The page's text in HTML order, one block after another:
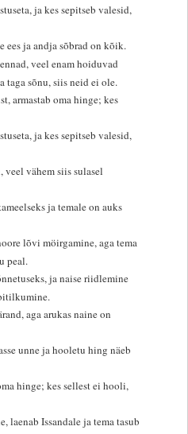
ja kes sepitseb valesid,
ees ja andja sõbrad on kõik.
veel enam hoiduvad
taga sõnu, siis neid ei ole.
armastab oma hinge; kes
ja kes sepitseb valesid,
vähem siis sulasel
ja temale on auks
lõvi möirgamine, aga tema
peal.
ja naise riidlemine
aga arukas naine on
unne ja hooletu hing näeb
hinge; kes sellest ei hooli,
laenab Issandale ja tema tasub